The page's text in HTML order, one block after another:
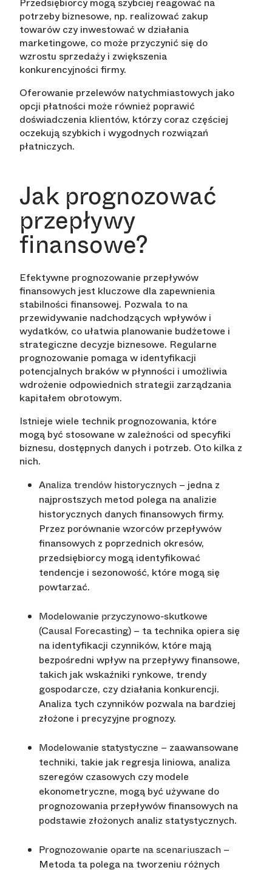
potrzeby biznesowe, np. realizować zakup
towarów czy inwestować w działania
marketingowe, co może przyczynić się do
wzrostu sprzedaży i zwiększenia
konkurencyjności firmy.
Oferowanie przelewów natychmiastowych jako
opcji płatności może również poprawić
doświadczenia klientów, którzy coraz częściej
oczekują szybkich i wygodnych rozwiązań
płatniczych.
Jak prognozować
przepływy
finansowe?
Efektywne prognozowanie przepływów
finansowych jest kluczowe dla zapewnienia
stabilności finansowej. Pozwala to na
przewidywanie nadchodzących wpływów i
wydatków, co ułatwia planowanie budżetowe i
strategiczne decyzje biznesowe. Regularne
prognozowanie pomaga w identyfikacji
potencjalnych braków w płynności i umożliwia
wdrożenie odpowiednich strategii zarządzania
kapitałem obrotowym.
Istnieje wiele technik prognozowania, które
mogą być stosowane w zależności od specyfiki
biznesu, dostępnych danych i potrzeb. Oto kilka z
nich.
Analiza trendów historycznych – jedna z
najprostszych metod polega na analizie
historycznych danych finansowych firmy.
Przez porównanie wzorców przepływów
finansowych z poprzednich okresów,
przedsiębiorcy mogą identyfikować
tendencje i sezonowość, które mogą się
powtarzać.
Modelowanie przyczynowo-skutkowe
(Causal Forecasting) – ta technika opiera się
na identyfikacji czynników, które mają
bezpośredni wpływ na przepływy finansowe,
takich jak wskaźniki rynkowe, trendy
gospodarcze, czy działania konkurencji.
Analiza tych czynników pozwala na bardziej
złożone i precyzyjne prognozy.
Modelowanie statystyczne – zaawansowane
techniki, takie jak regresja liniowa, analiza
szeregów czasowych czy modele
ekonometryczne, mogą być używane do
prognozowania przepływów finansowych na
podstawie złożonych analiz statystycznych.
Prognozowanie oparte na scenariuszach –
Metoda ta polega na tworzeniu różnych